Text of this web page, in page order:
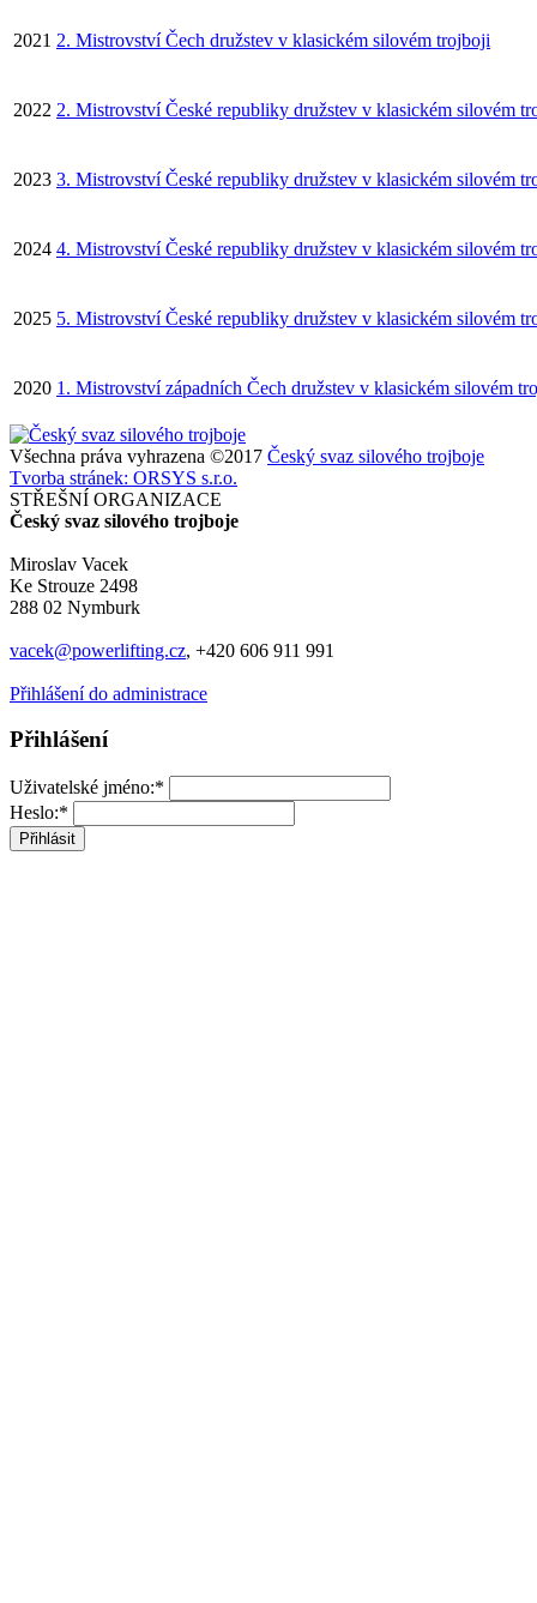
2021 2. Mistrovství Čech družstev v klasickém silovém trojboji
2022 2. Mistrovství České republiky družstev v klasickém silovém
2023 3. Mistrovství České republiky družstev v klasickém silovém
2024 4. Mistrovství České republiky družstev v klasickém silovém
2025 5. Mistrovství České republiky družstev v klasickém silovém
2020 1. Mistrovství západních Čech družstev v klasickém silovém
Všechna práva vyhrazena ©2017 Český svaz silového trojboje
Tvorba stránek: ORSYS s.r.o.
STŘEŠNÍ ORGANIZACE
Český svaz silového trojboje
Miroslav Vacek
Ke Strouze 2498
288 02 Nymburk
vacek@powerlifting.cz, +420 606 911 991
Přihlášení do administrace
Přihlášení
Uživatelské jméno:*
Heslo:*